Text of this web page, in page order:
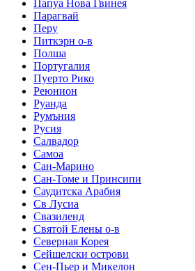
Папуа Нова Гвинея
Парагвай
Перу
Питкэрн о-в
Полша
Португалия
Пуерто Рико
Реюнион
Руанда
Румъния
Русия
Салвадор
Самоа
Сан-Марино
Сан-Томе и Принсипи
Саудитска Арабия
Св Лусиа
Свазиленд
Святой Елены о-в
Северная Корея
Сейшелски острови
Сен-Пьер и Микелон